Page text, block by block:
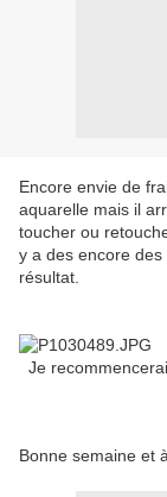
Encore envie de
aquarelle mais il
toucher ou
y a des encore
résultat.
Je
Bonne semaine et